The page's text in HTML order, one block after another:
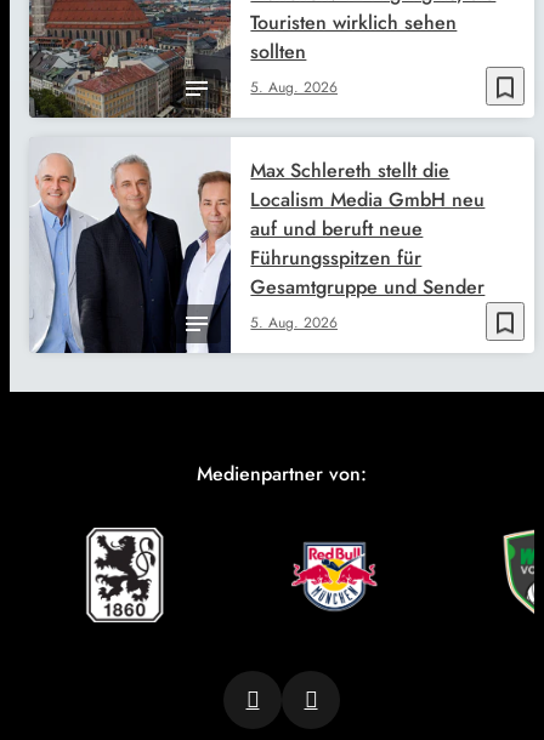
bookmark_border
5. Aug. 2026
Touristen wirklich sehen
sollten
bookmark_border
5. Aug. 2026
Max Schlereth stellt die
Localism Media GmbH neu
auf und beruft neue
Führungsspitzen für
Gesamtgruppe und Sender
Medienpartner von: